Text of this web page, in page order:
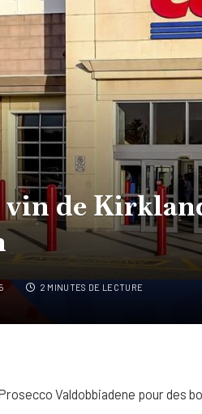
vin de
2 MINUTES DE LECTURE
Valdobbiadene pour des